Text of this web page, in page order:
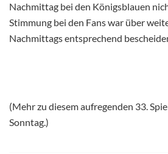
Nachmittag bei den Königsblauen
Stimmung bei den Fans war über
Nachmittags entsprechend
(Mehr zu diesem aufregenden 33.
Sonntag.)